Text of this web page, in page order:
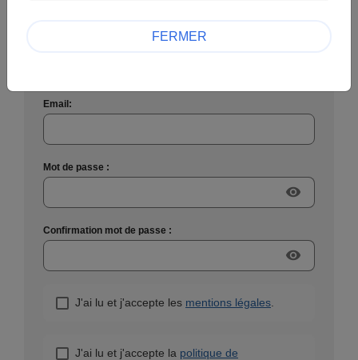
Créer un nouveau compte
Email:
Mot de passe :
visibility
Confirmation mot de passe :
visibility
J'ai lu et j'accepte les mentions légales
J'ai lu et j'accepte la politique de
FERMER